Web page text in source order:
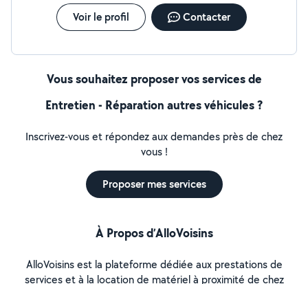
Voir le profil Contacter
Vous souhaitez proposer vos services de
Entretien - Réparation autres véhicules ?
Inscrivez-vous et répondez aux demandes près de chez
vous !
Proposer mes services
À Propos d’AlloVoisins
AlloVoisins est la plateforme dédiée aux prestations de
services et à la location de matériel à proximité de chez